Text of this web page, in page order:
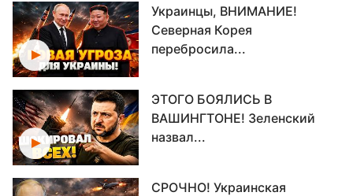
Украинцы, ВНИМАНИЕ!
Северная Корея
перебросила...
ЭТОГО БОЯЛИСЬ В
ВАШИНГТОНЕ! Зеленский
назвал...
СРОЧНО! Украинская